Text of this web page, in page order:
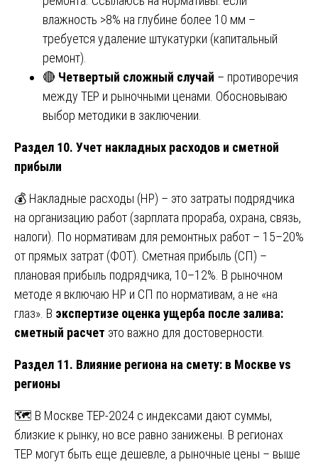
влажность >8% на глубине более 10 мм –
требуется удаление штукатурки (капитальный
ремонт).
🔴 Четвертый сложный случай – противоречия
между ТЕР и рыночными ценами. Обосновываю
выбор методики в заключении.
Раздел 10. Учет накладных расходов и сметной
прибыли
💰 Накладные расходы (НР) – это затраты подрядчика
на организацию работ (зарплата прораба, охрана, связь,
налоги). По нормативам для ремонтных работ – 15–20%
от прямых затрат (ФОТ). Сметная прибыль (СП) –
плановая прибыль подрядчика, 10–12%. В рыночном
методе я включаю НР и СП по нормативам, а не «на
глаз». В экспертизе оценка ущерба после залива:
сметный расчет это важно для достоверности.
Раздел 11. Влияние региона на смету: в Москве vs
регионы
🗺️ В Москве ТЕР-2024 с индексами дают суммы,
близкие к рынку, но все равно занижены. В регионах
ТЕР могут быть еще дешевле, а рыночные цены – выше